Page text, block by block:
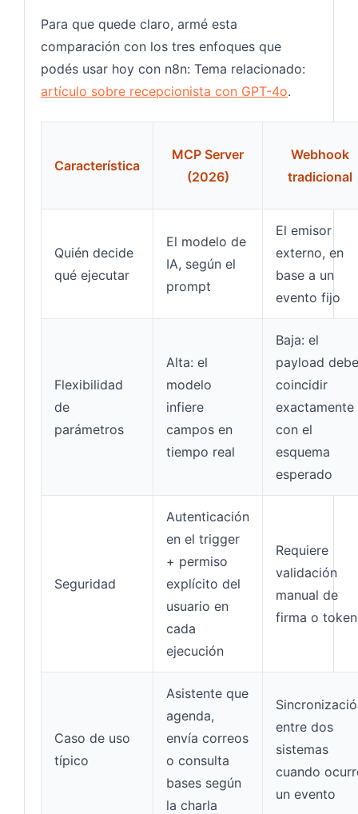
Para que quede claro, armé esta
comparación con los tres enfoques que
podés usar hoy con n8n: Tema relacionado:
artículo sobre recepcionista con GPT-4o.
Característica
MCP Server
(2026)
Webhook
tradicional
Quién decide
qué ejecutar
El modelo de
IA, según el
prompt
El emisor
externo, en
base a un
evento fijo
Flexibilidad
de
parámetros
Alta: el
modelo
infiere
campos en
tiempo real
Baja: el
payload debe
coincidir
exactamente
con el
esquema
esperado
Seguridad
Autenticación
en el trigger
+ permiso
explícito del
usuario en
cada
ejecución
Requiere
validación
manual de
firma o token
Caso de uso
típico
Asistente que
agenda,
envía correos
o consulta
bases según
la charla
entre dos
sistemas
cuando
un evento